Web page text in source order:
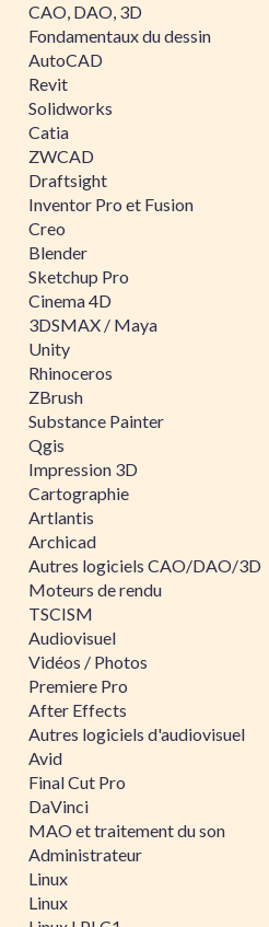
CAO, DAO, 3D
Fondamentaux du dessin
AutoCAD
Revit
Solidworks
Catia
ZWCAD
Draftsight
Inventor Pro et Fusion
Creo
Blender
Sketchup Pro
Cinema 4D
3DSMAX / Maya
Unity
Rhinoceros
ZBrush
Substance Painter
Qgis
Impression 3D
Cartographie
Artlantis
Archicad
Autres logiciels CAO/DAO/3D
Moteurs de rendu
TSCISM
Audiovisuel
Vidéos / Photos
Premiere Pro
After Effects
Autres logiciels d'audiovisuel
Avid
Final Cut Pro
DaVinci
MAO et traitement du son
Administrateur
Linux
Linux